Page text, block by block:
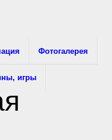
Фотогалерея
игры